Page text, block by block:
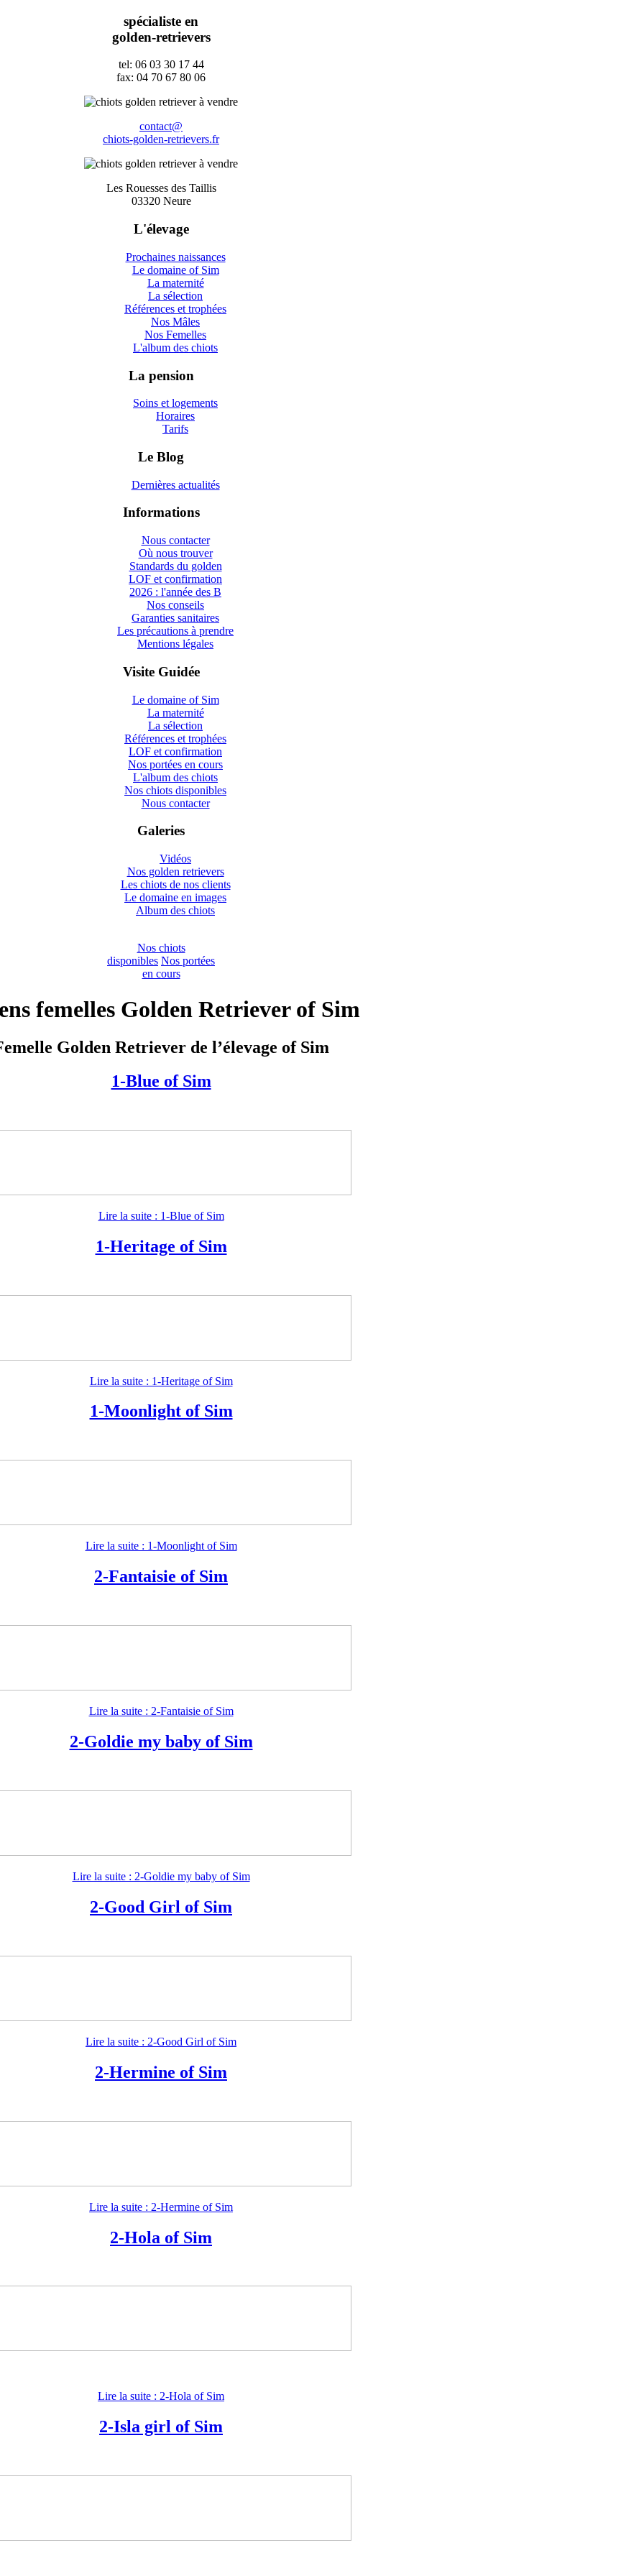
spécialiste en
golden-retrievers
tel: 06 03 30 17 44
fax: 04 70 67 80 06
contact@
chiots-golden-retrievers.fr
Les Rouesses des Taillis
03320 Neure
L'élevage
Prochaines naissances
Le domaine of Sim
La maternité
La sélection
Références et trophées
Nos Mâles
Nos Femelles
L'album des chiots
La pension
Soins et logements
Horaires
Tarifs
Le Blog
Dernières actualités
Informations
Nous contacter
Où nous trouver
Standards du golden
LOF et confirmation
2026 : l'année des B
Nos conseils
Garanties sanitaires
Les précautions à prendre
Mentions légales
Visite Guidée
Le domaine of Sim
La maternité
La sélection
Références et trophées
LOF et confirmation
Nos portées en cours
L'album des chiots
Nos chiots disponibles
Nous contacter
Galeries
Vidéos
Nos golden retrievers
Les chiots de nos clients
Le domaine en images
Album des chiots
Nos chiots
disponibles Nos portées
en cours
femelles Golden Retriever of Sim
Golden Retriever de l’élevage of Sim
1-Blue of Sim
Lire la suite : 1-Blue of Sim
1-Heritage of Sim
Lire la suite : 1-Heritage of Sim
1-Moonlight of Sim
Lire la suite : 1-Moonlight of Sim
2-Fantaisie of Sim
Lire la suite : 2-Fantaisie of Sim
2-Goldie my baby of Sim
Lire la suite : 2-Goldie my baby of Sim
2-Good Girl of Sim
Lire la suite : 2-Good Girl of Sim
2-Hermine of Sim
Lire la suite : 2-Hermine of Sim
2-Hola of Sim
Lire la suite : 2-Hola of Sim
2-Isla girl of Sim